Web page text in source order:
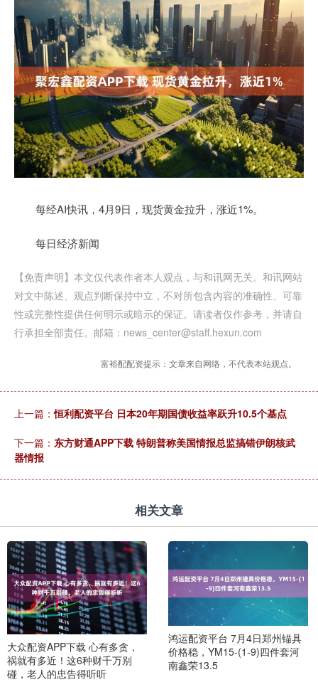
每经AI快讯，4月9日，现货黄金拉升，涨近1%。
每日经济新闻
【免责声明】本文仅代表作者本人观点，与和讯网无关。和讯网站
对文中陈述、观点判断保持中立，不对所包含内容的准确性、可靠
性或完整性提供任何明示或暗示的保证。请读者仅作参考，并请自
行承担全部责任。邮箱：news_center@staff.hexun.com
富裕配配资提示：文章来自网络，不代表本站观点。
上一篇：恒利配资平台 日本20年期国债收益率跃升10.5个基点
下一篇： 东方财通APP下载 特朗普称美国情报总监搞错伊朗核武
器情报
相关文章
大众配资APP下载 心有多贪，
祸就有多近！这6种财千万别
碰，老人的忠告得听听
鸿运配资平台 7月4日郑州锚具
价格稳，YM15-(1-9)四件套河
南鑫荣13.5